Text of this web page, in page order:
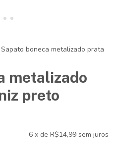
Sapato boneca metalizado prata
metalizado
preto
6 x de R$14,99 sem juros